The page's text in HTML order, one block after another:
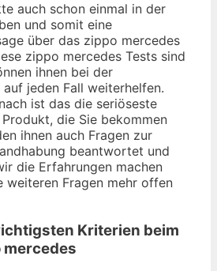
auch schon einmal in der
und somit eine
über das zippo mercedes
zippo mercedes Tests sind
ihnen bei der
jeden Fall weiterhelfen.
ist das die seriöseste
die Sie bekommen
ihnen auch Fragen zur
beantwortet und
die Erfahrungen machen
weiteren Fragen mehr offen
Kriterien beim
mercedes